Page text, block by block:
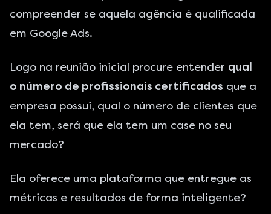
compreender se aquela agência é qualificada
em Google Ads.
Logo na reunião inicial procure entender qual
o número de profissionais certificados que a
empresa possui, qual o número de clientes que
ela tem, será que ela tem um case no seu
mercado?
Ela oferece uma plataforma que entregue as
métricas e resultados de forma inteligente?